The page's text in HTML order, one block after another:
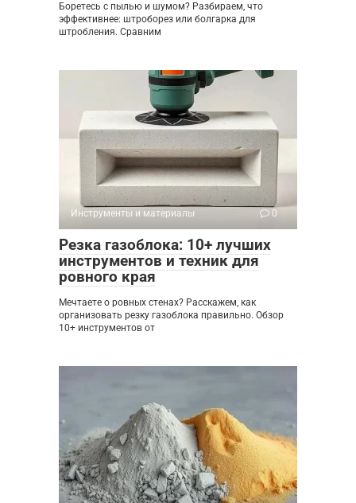
Боретесь с пылью и шумом? Разбираем, что
эффективнее: штроборез или болгарка для
штробления. Сравним
Инструменты и материалы 0
Резка газоблока: 10+ лучших
инструментов и техник для
ровного края
Мечтаете о ровных стенах? Расскажем, как
организовать резку газоблока правильно. Обзор
10+ инструментов от